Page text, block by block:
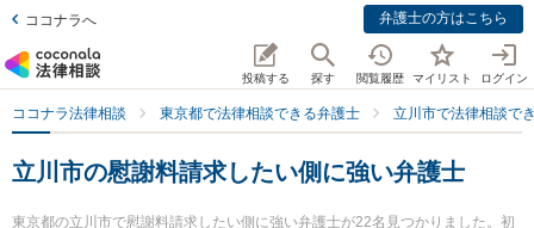
ココナラへ 弁護士の方はこちら
投稿する 探す 閲覧履歴 マイリスト ログイン
ココナラ法律相談 東京都で法律相談できる弁護士 立川市で法律相談で
立川市の慰謝料請求したい側に強い弁護士
東京都の立川市で慰謝料請求したい側に強い弁護士が22名見つかりました。初